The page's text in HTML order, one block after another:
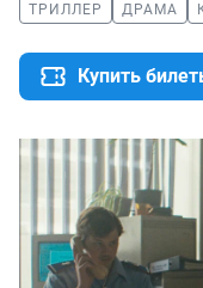
ТРИЛЛЕР ДРАМА
Купить